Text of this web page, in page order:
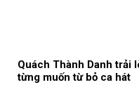
Quách Thành Danh trải
từng muốn từ bỏ ca hát